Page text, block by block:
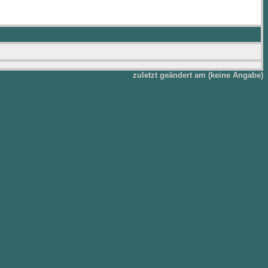
zuletzt geändert am (keine Angabe)